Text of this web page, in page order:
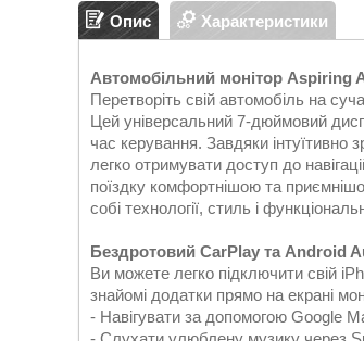
Опис Характеристики
Автомобільний монітор Aspiring
Перетворіть свій автомобіль на
Цей універсальний 7-дюймовий
час керування. Завдяки
легко отримувати доступ до
поїздку комфортнішою та
собі технології, стиль і
Бездротовий CarPlay та Android
Ви можете легко підключити свій
знайомі додатки прямо на екрані
- Навігувати за допомогою Google